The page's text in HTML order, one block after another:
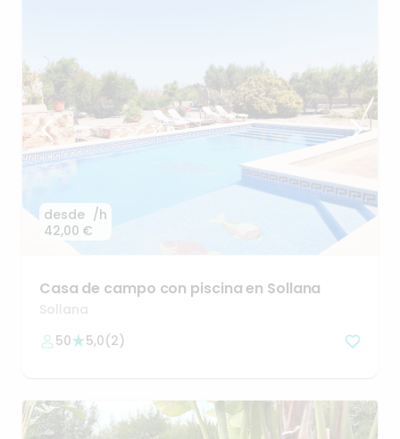
desde
42,00 €
/h
Casa de campo con piscinaen Sollana
Sollana
50
5,0(2)